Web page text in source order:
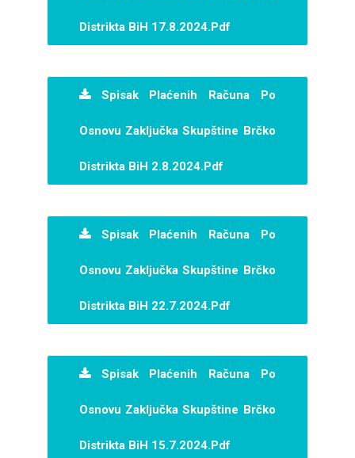
Distrikta BiH 17.8.2024.pdf
Spisak Plaćenih Računa Po
Osnovu Zaključka Skupštine Brčko
Distrikta BiH 2.8.2024.pdf
Spisak Plaćenih Računa Po
Osnovu Zaključka Skupštine Brčko
Distrikta BiH 22.7.2024.pdf
Spisak Plaćenih Računa Po
Osnovu Zaključka Skupštine Brčko
Distrikta BiH 15.7.2024.pdf